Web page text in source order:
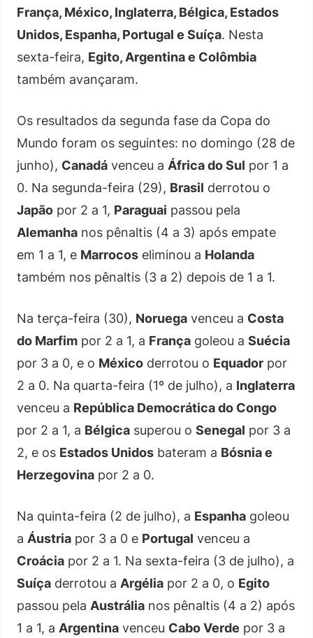
França, México, Inglaterra, Bélgica, Estados
Unidos, Espanha, Portugal e Suíça. Nesta
sexta-feira, Egito, Argentina e Colômbia
também avançaram.
Os resultados da segunda fase da Copa do
Mundo foram os seguintes: no domingo (28 de
junho), Canadá venceu a África do Sul por 1 a
0. Na segunda-feira (29), Brasil derrotou o
Japão por 2 a 1, Paraguai passou pela
Alemanha nos pênaltis (4 a 3) após empate
em 1 a 1, e Marrocos eliminou a Holanda
também nos pênaltis (3 a 2) depois de 1 a 1.
Na terça-feira (30), Noruega venceu a Costa
do Marfim por 2 a 1, a França goleou a Suécia
por 3 a 0, e o México derrotou o Equador por
2 a 0. Na quarta-feira (1º de julho), a Inglaterra
venceu a República Democrática do Congo
por 2 a 1, a Bélgica superou o Senegal por 3 a
2, e os Estados Unidos bateram a Bósnia e
Herzegovina por 2 a 0.
Na quinta-feira (2 de julho), a Espanha goleou
a Áustria por 3 a 0 e Portugal venceu a
Croácia por 2 a 1. Na sexta-feira (3 de julho), a
Suíça derrotou a Argélia por 2 a 0, o Egito
passou pela Austrália nos pênaltis (4 a 2) após
1 a 1, a Argentina venceu Cabo Verde por 3 a